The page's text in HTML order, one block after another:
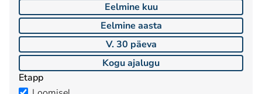
Eelmine kuu
Eelmine aasta
V. 30 päeva
Kogu ajalugu
Etapp